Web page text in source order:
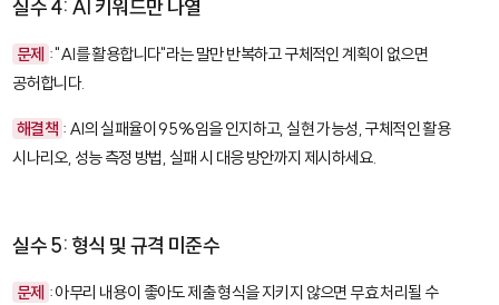
실수 4: AI 키워드만 나열
문제 : "AI를 활용합니다"라는 말만 반복하고 구체적인 계획이 없으면
공허합니다.
해결책 : AI의 실패율이 95%임을 인지하고, 실현 가능성, 구체적인 활용
시나리오, 성능 측정 방법, 실패 시 대응 방안까지 제시하세요.
실수 5: 형식 및 규격 미준수
문제 : 아무리 내용이 좋아도 제출 형식을 지키지 않으면 무효 처리될 수